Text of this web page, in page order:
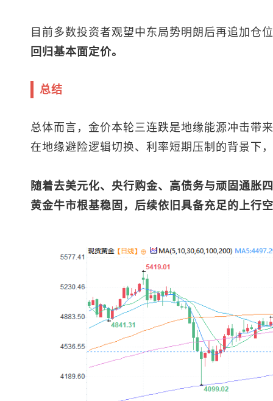
目前多数投资者观望中东局势明朗后再追加仓
回归基本面定价。
总结
总体而言，金价本轮三连跌是地缘能源冲击带
在地缘避险逻辑切换、利率短期压制的背景下
随着去美元化、央行购金、高债务与顽固通胀
黄金牛市根基稳固，后续依旧具备充足的上行